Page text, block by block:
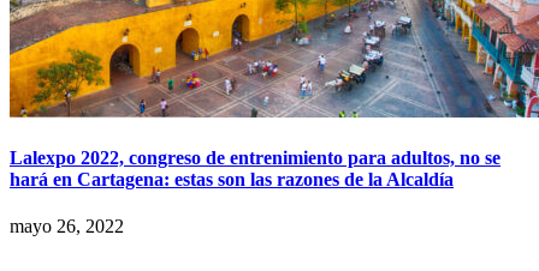
Lalexpo 2022, congreso de entrenimiento para adultos, no se
hará en Cartagena: estas son las razones de la Alcaldía
mayo 26, 2022